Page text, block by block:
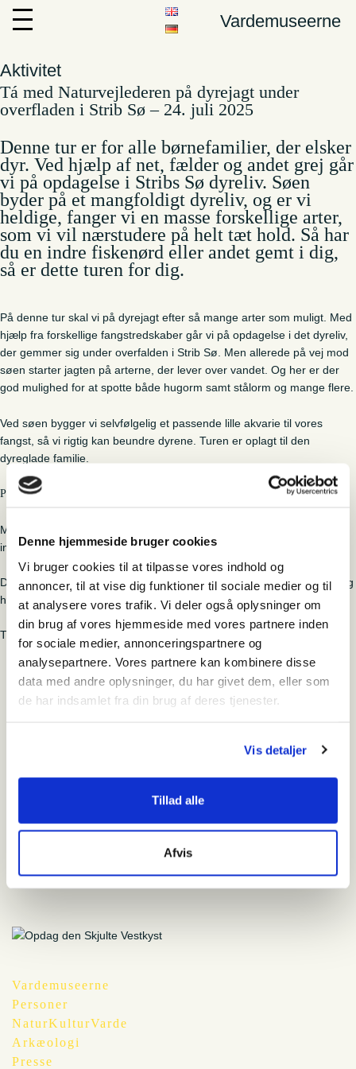
Denne hjemmeside bruger cookies
Vi bruger cookies til at tilpasse vores indhold og
annoncer, til at vise dig funktioner til sociale medier og til
at analysere vores trafik. Vi deler også oplysninger om
din brug af vores hjemmeside med vores partnere inden
for sociale medier, annonceringspartnere og
analysepartnere. Vores partnere kan kombinere disse
data med andre oplysninger, du har givet dem, eller som
de har indsamlet fra din brug af deres tjenester.
Vis detaljer
Tillad alle
Afvis
Vardemuseerne
Aktivitet
Tá med Naturvejlederen på dyrejagt under
overfladen i Strib Sø – 24. juli 2025
Denne tur er for alle børnefamilier, der elsker
dyr. Ved hjælp af net, fælder og andet grej går
vi på opdagelse i Stribs Sø dyreliv. Søen
byder på et mangfoldigt dyreliv, og er vi
heldige, fanger vi en masse forskellige arter,
som vi vil nærstudere på helt tæt hold. Så har
du en indre fiskenørd eller andet gemt i dig,
så er dette turen for dig.
På denne tur skal vi på dyrejagt efter så mange arter som muligt. Med
hjælp fra forskellige fangstredskaber går vi på opdagelse i det dyreliv,
der gemmer sig under overfalden i Strib Sø. Men allerede på vej mod
søen starter jagten på arterne, der lever over vandet. Og her er der
god mulighed for at spotte både hugorm samt stålorm og mange flere.
Ved søen bygger vi selvfølgelig et passende lille akvarie til vores
fangst, så vi rigtig kan beundre dyrene. Turen er oplagt til den
dyreglade familie.
Praktisk:
Mødested: Første p-plads/rasteplads på højre hånd, når man kører
ind i Vejers by.
Da turen foregår ved vand, er gummistøvler altid en rigtig god ting. Og
hvis I har et fiskenet eller lignende, så tag endelig det med.
Turen gennemføres kun med min. 6 deltagere.
Vejers Havvej, 6840 Vejers
torsdag den 24. juli 2025 - 12:00-14:00
Vardemuseerne
Personer
NaturKulturVarde
Arkæologi
Presse